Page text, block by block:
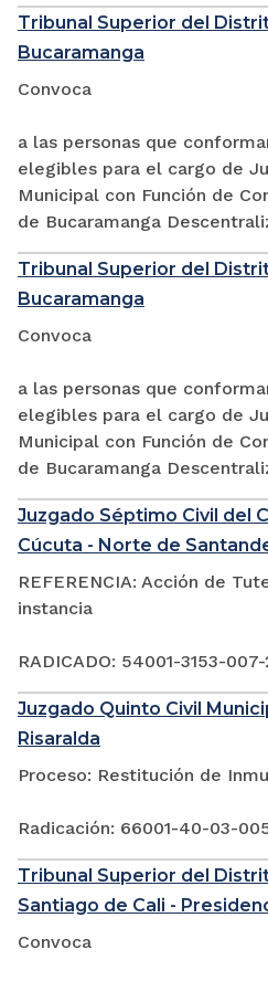
Tribunal Superior del
Bucaramanga
Convoca
a las personas que
elegibles para el cargo de
Municipal con Función de
de Bucaramanga
Tribunal Superior del
Bucaramanga
Convoca
a las personas que
elegibles para el cargo de
Municipal con Función de
de Bucaramanga
Juzgado Séptimo Civil del
Cúcuta - Norte de
REFERENCIA: Acción de
instancia
RADICADO: 54001-3153-
Juzgado Quinto Civil
Risaralda
Proceso: Restitución de
Radicación: 66001-40-03-
Tribunal Superior del
Santiago de Cali -
Convoca